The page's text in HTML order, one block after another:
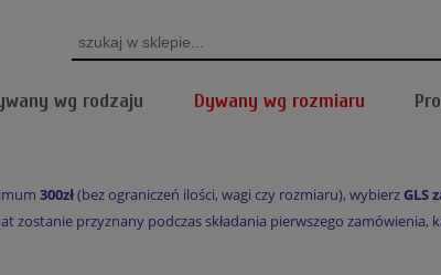
wg rodzaju Dywany wg rozmiaru
300zł(bez ograniczeń ilości, wagi czy rozmiaru), wybierzGLS
zostanie przyznany podczas składania pierwszego